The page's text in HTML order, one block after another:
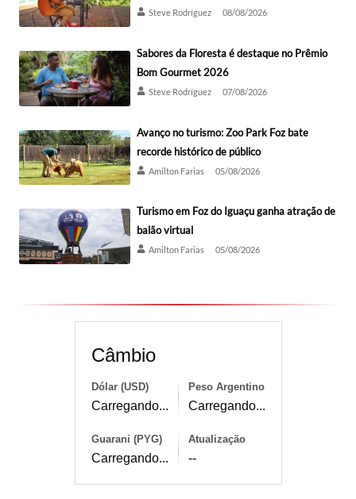
Steve Rodríguez 08/08/2026
Sabores da Floresta é destaque no Prêmio
Bom Gourmet 2026
Steve Rodríguez 07/08/2026
Avanço no turismo: Zoo Park Foz bate
recorde histórico de público
Amilton Farias 05/08/2026
Turismo em Foz do Iguaçu ganha atração de
balão virtual
Amilton Farias 05/08/2026
Câmbio
Dólar (USD)
Carregando...
Peso Argentino
Carregando...
Guarani (PYG)
Carregando...
Atualização
--